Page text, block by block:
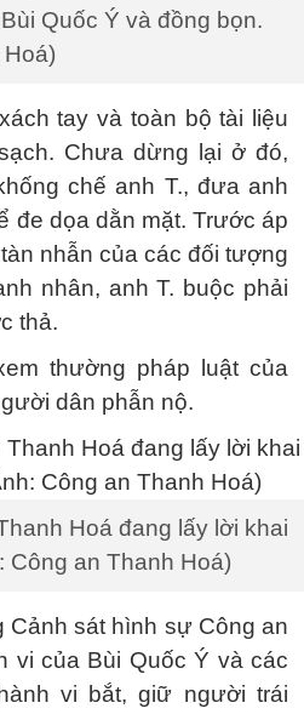
Quốc Ý và đồng bọn.
tay và toàn bộ tài liệu
Chưa dừng lại ở đó,
chế anh T., đưa anh
đe dọa dằn mặt. Trước áp
nhẫn của các đối tượng
nhân, anh T. buộc phải
thả.
thường pháp luật của
dân phẫn nộ.
Hoá đang lấy lời khai
Công an Thanh Hoá)
Cảnh sát hình sự Công an
vi của Bùi Quốc Ý và các
vi bắt, giữ người trái